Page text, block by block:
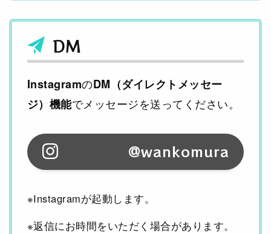
DM
InstagramのDM（ダイレクトメッセー
ジ）機能でメッセージを送ってください。
@wankomura
※Instagramが起動します。
※返信にお時間をいただく場合があります。